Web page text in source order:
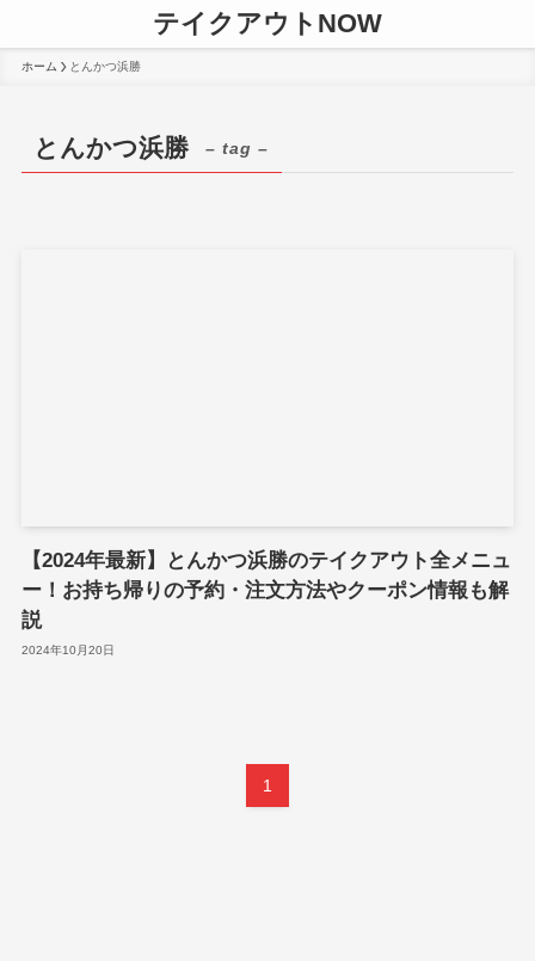
テイクアウトNOW
ホーム とんかつ浜勝
とんかつ浜勝 – tag –
【2024年最新】とんかつ浜勝のテイクアウト全メニュ
ー！お持ち帰りの予約・注文方法やクーポン情報も解
説
2024年10月20日
1